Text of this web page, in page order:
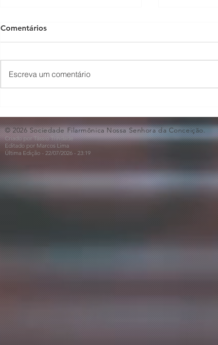
🎵🎶
ao Dia dos
Comentários
Escreva um comentário
© 2026 Sociedade Filarmônica Nossa Senhora da Conceição.
Criado por Tássio Trindade
Editado por Marcos Lima
Última Edição - 22/07/2026 - 23:19